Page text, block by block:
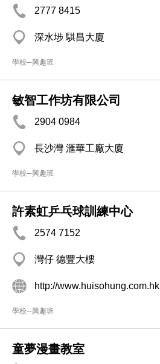
2777 8415
深水埗 騏昌大廈
學校─興趣班
敏智工作坊有限公司
2904 0984
長沙灣 滙華工廠大廈
學校─興趣班
許素虹乒乓球訓練中心
2574 7152
灣仔 德豐大樓
http://www.huisohung.com.hk
學校─興趣班
童夢漫畫教室